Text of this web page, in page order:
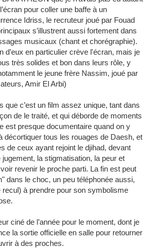
pour coller une baffe à un
Idriss, le recruteur joué par Fouad
s’illustrent aussi fortement dans
musicaux (chant et chorégraphie).
d’eux en particulier crève l'écran, mais je
très solides et bon dans leurs rôle, y
le jeune frère Nassim, joué par
Amir El Arbi)
que c’est un film assez unique, tant dans
de le traité, et qui déborde de moments
est presque documentaire quand on y
décortiquer tous les rouages de Daesh, et
de ceux ayant rejoint le djihad, devant
la stigmatisation, la peur et
revenir le proche parti. La fin est peut
dans le choc, un peu téléphonée aussi,
à prendre pour son symbolisme
ciné de l’année pour le moment, dont je
la sortie officielle en salle pour retourner
à des proches.